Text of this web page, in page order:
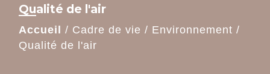
Qualité de l'air
Accueil / Cadre de vie / Environnement /
Qualité de l'air